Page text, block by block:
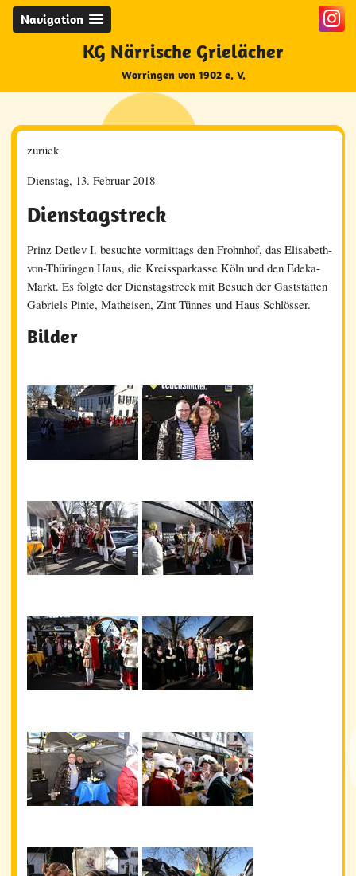
Navigation
KG Närrische Grielächer
Worringen von 1902 e. V.
zurück
Dienstag, 13. Februar 2018
Dienstagstreck
Prinz Detlev I. besuchte vormittags den Frohnhof, das Elisabeth-
von-Thüringen Haus, die Kreissparkasse Köln und den Edeka-
Markt. Es folgte der Dienstagstreck mit Besuch der Gaststätten
Gabriels Pinte, Matheisen, Zint Tünnes und Haus Schlösser.
Bilder